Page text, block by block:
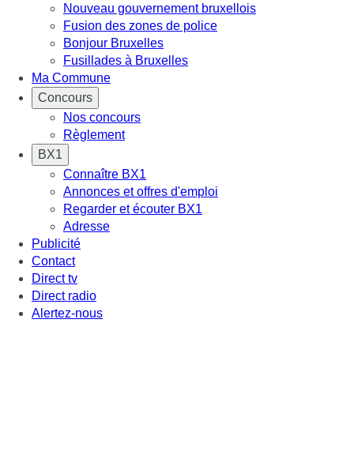
Nouveau gouvernement bruxellois
Fusion des zones de police
Bonjour Bruxelles
Fusillades à Bruxelles
Ma Commune
Concours
Nos concours
Règlement
BX1
Connaître BX1
Annonces et offres d'emploi
Regarder et écouter BX1
Adresse
Publicité
Contact
Direct tv
Direct radio
Alertez-nous